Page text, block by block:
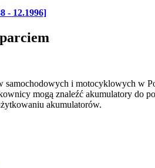
- 12.1996]
i motocyklowych w
mogą znaleźć akumulatory do
akumulatorów.